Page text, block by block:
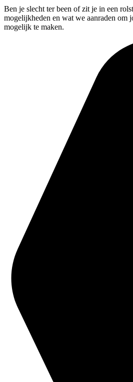
Ben je slecht ter been of zit je in een
mogelijkheden en wat we aanraden om
mogelijk te maken.